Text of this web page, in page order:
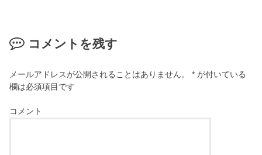
コメントを残す
メールアドレスが公開されることはありません。 * が付いている
欄は必須項目です
コメント